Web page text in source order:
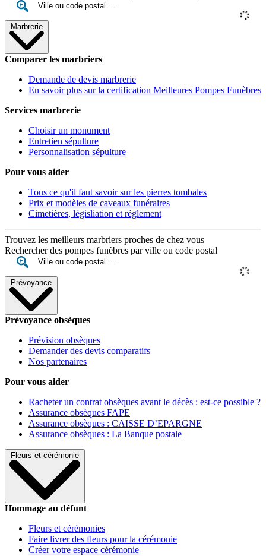
Marbrerie
Comparer les marbriers
Demande de devis marbrerie
En savoir plus sur la certification Meilleures Pompes Funèbres
Services marbrerie
Choisir un monument
Entretien sépulture
Personnalisation sépulture
Pour vous aider
Tous ce qu'il faut savoir sur les pierres tombales
Prix et modèles de caveaux funéraires
Cimetières, législiation et réglement
Trouvez les meilleurs marbriers proches de chez vous
Rechercher des pompes funèbres par ville ou code postal
Prévoyance
Prévoyance obsèques
Prévision obsèques
Demander des devis comparatifs
Nos partenaires
Pour vous aider
Racheter un contrat obsèques avant le décès : est-ce possible ?
Assurance obsèques FAPE
Assurance obsèques : CAISSE D’EPARGNE
Assurance obsèques : La Banque postale
Fleurs et cérémonie
Hommage au défunt
Fleurs et cérémonies
Faire livrer des fleurs pour la cérémonie
Créer votre espace cérémonie